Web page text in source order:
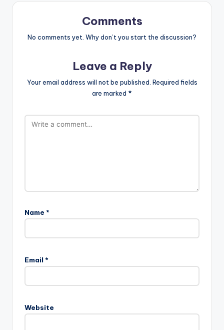
Comments
No comments yet. Why don’t you start the discussion?
Leave a Reply
Your email address will not be published. Required fields
are marked *
Name *
Email *
Website